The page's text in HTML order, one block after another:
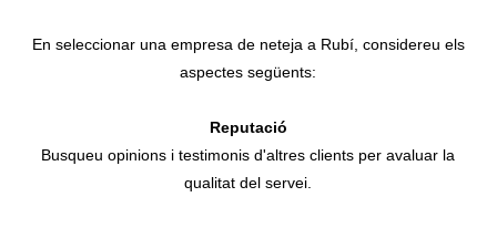
En seleccionar una empresa de neteja a Rubí, considereu els
aspectes següents:
Reputació
Busqueu opinions i testimonis d'altres clients per avaluar la
qualitat del servei.